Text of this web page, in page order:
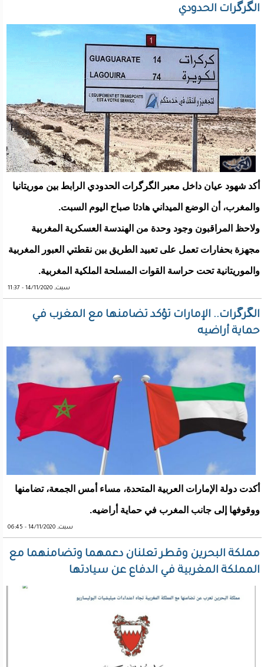
الگرگرات الحدودي
أكد شهود عيان داخل معبر الگرگرات الحدودي الرابط بين موريتانيا
والمغرب، أن الوضع الميداني هادئا صباح اليوم السبت.
ولاحظ المراقبون وجود وحدة من الهندسة العسكرية المغربية
مجهزة بحفارات تعمل على تعبيد الطريق بين نقطتي العبور المغربية
والموريتانية تحت حراسة القوات المسلحة الملكية المغربية.
سبت, 14/11/2020 - 11:37
الگرگرات.. الإمارات تؤكد تضامنها مع المغرب في
حماية أراضيه
أكدت دولة الإمارات العربية المتحدة، مساء أمس الجمعة، تضامنها
ووقوفها إلى جانب المغرب في حماية أراضيه.
سبت, 14/11/2020 - 06:45
مملكة البحرين وقطر تعلنان دعمهما وتضامنهما مع
المملكة المغربية في الدفاع عن سيادتها